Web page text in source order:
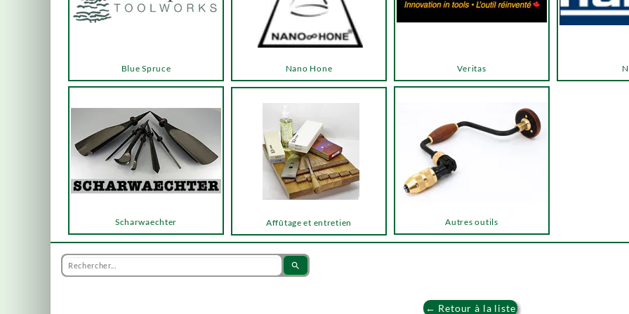
Blue Spruce Veritas
Nano Hone
Autres outils
Scharwaechter Affûtage et entretien
search
← Retour à la liste